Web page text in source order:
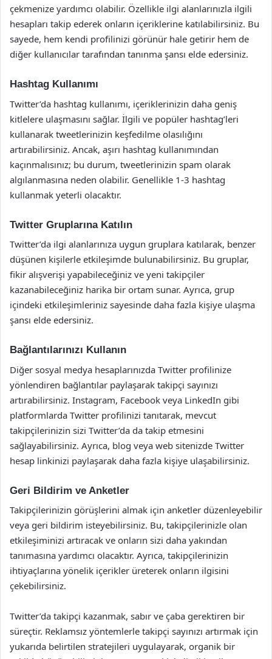
çekmenize yardımcı olabilir. Özellikle ilgi alanlarınızla ilgili
hesapları takip ederek onların içeriklerine katılabilirsiniz. Bu
sayede, hem kendi profilinizi görünür hale getirir hem de
diğer kullanıcılar tarafından tanınma şansı elde edersiniz.
Hashtag Kullanımı
Twitter’da hashtag kullanımı, içeriklerinizin daha geniş
kitlelere ulaşmasını sağlar. İlgili ve popüler hashtag’leri
kullanarak tweetlerinizin keşfedilme olasılığını
artırabilirsiniz. Ancak, aşırı hashtag kullanımından
kaçınmalısınız; bu durum, tweetlerinizin spam olarak
algılanmasına neden olabilir. Genellikle 1-3 hashtag
kullanmak yeterli olacaktır.
Twitter Gruplarına Katılın
Twitter’da ilgi alanlarınıza uygun gruplara katılarak, benzer
düşünen kişilerle etkileşimde bulunabilirsiniz. Bu gruplar,
fikir alışverişi yapabileceğiniz ve yeni takipçiler
kazanabileceğiniz harika bir ortam sunar. Ayrıca, grup
içindeki etkileşimleriniz sayesinde daha fazla kişiye ulaşma
şansı elde edersiniz.
Bağlantılarınızı Kullanın
Diğer sosyal medya hesaplarınızda Twitter profilinize
yönlendiren bağlantılar paylaşarak takipçi sayınızı
artırabilirsiniz. Instagram, Facebook veya LinkedIn gibi
platformlarda Twitter profilinizi tanıtarak, mevcut
takipçilerinizin sizi Twitter’da da takip etmesini
sağlayabilirsiniz. Ayrıca, blog veya web sitenizde Twitter
hesap linkinizi paylaşarak daha fazla kişiye ulaşabilirsiniz.
Geri Bildirim ve Anketler
Takipçilerinizin görüşlerini almak için anketler düzenleyebilir
veya geri bildirim isteyebilirsiniz. Bu, takipçilerinizle olan
etkileşiminizi artıracak ve onların sizi daha yakından
tanımasına yardımcı olacaktır. Ayrıca, takipçilerinizin
ihtiyaçlarına yönelik içerikler üreterek onların ilgisini
çekebilirsiniz.
Twitter’da takipçi kazanmak, sabır ve çaba gerektiren bir
süreçtir. Reklamsız yöntemlerle takipçi sayınızı artırmak için
yukarıda belirtilen stratejileri uygulayarak, organik bir